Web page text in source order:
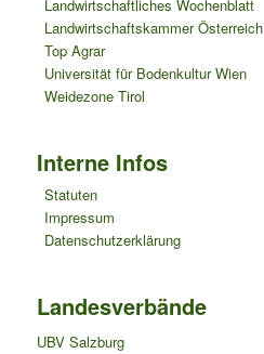
Landwirtschaftliches Wochenblatt
Landwirtschaftskammer Österreich
Top Agrar
Universität für Bodenkultur Wien
Weidezone Tirol
Interne Infos
Statuten
Impressum
Datenschutzerklärung
Landesverbände
UBV Salzburg